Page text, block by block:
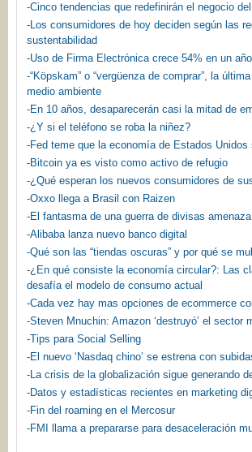
-Cinco tendencias que redefinirán el negocio
-Los consumidores de hoy deciden según las
sustentabilidad
-Uso de Firma Electrónica crece 54% en un año
-“Köpskam” o “vergüenza de comprar”, la
medio ambiente
-En 10 años, desaparecerán casi la mitad de
-¿Y si el teléfono se roba la niñez?
-Fed teme que la economía de Estados Unidos
-Bitcoin ya es visto como activo de refugio
-¿Qué esperan los nuevos consumidores de
-Oxxo llega a Brasil con Raizen
-El fantasma de una guerra de divisas
-Alibaba lanza nuevo banco digital
-Qué son las “tiendas oscuras” y por qué se
-¿En qué consiste la economía circular?: Las
desafía el modelo de consumo actual
-Cada vez hay mas opciones de ecommerce
-Steven Mnuchin: Amazon ‘destruyó’ el sector
-Tips para Social Selling
-El nuevo ‘Nasdaq chino’ se estrena con
-La crisis de la globalización sigue generando
-Datos y estadísticas recientes en marketing
-Fin del roaming en el Mercosur
-FMI llama a prepararse para desaceleración